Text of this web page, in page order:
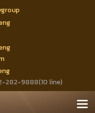
282-9888(10 line)